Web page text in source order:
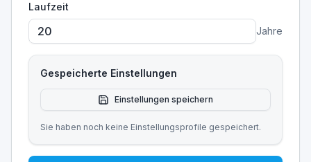
Laufzeit
Jahre
Gespeicherte Einstellungen
Einstellungen speichern
Sie haben noch keine Einstellungsprofile gespeichert.